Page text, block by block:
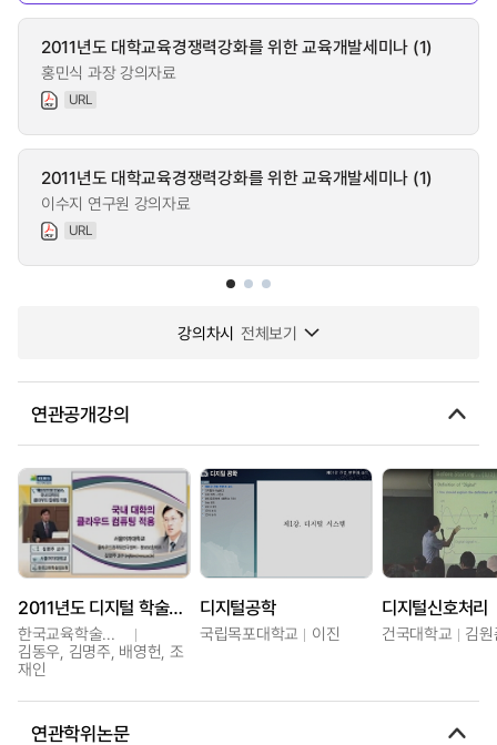
2011년도 대학교육경쟁력강화를 위한 교육개발세미나 (1)
홍민식 과장 강의자료
URL
2011년도 대학교육경쟁력강화를 위한 교육개발세미나 (1)
이수지 연구원 강의자료
URL
강의차시 전체보기
연관공개강의
2011년도 디지털 학술정보 유통체계 세미나
한국교육학술정보원
김동우, 김명주, 배영헌, 조
재인
디지털공학
국립목포대학교 이진
디지털신호처리
건국대학교 김
연관학위논문